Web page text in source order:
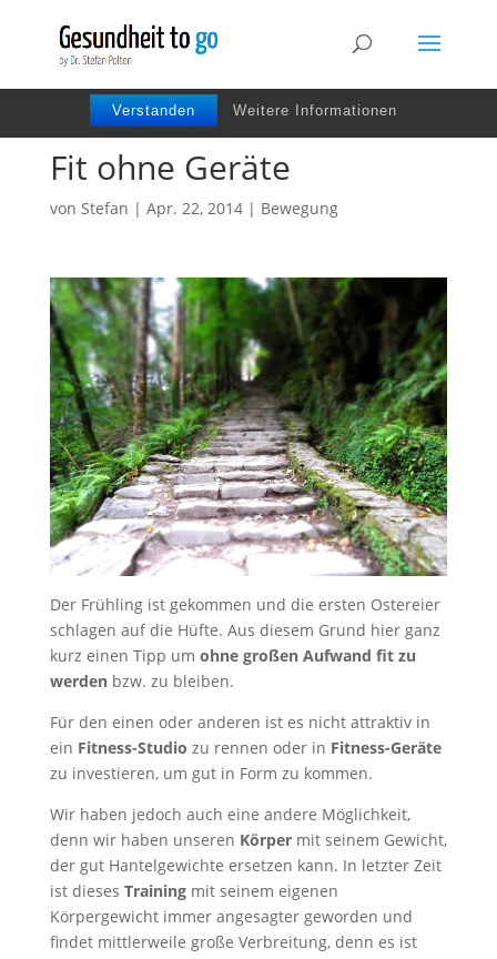
Wir benutzen Cookies um die Nutzerfreundlichkeit
der Webseite zu verbessen. Durch Deinen Besuch
Verstanden Weitere Informationen
Fit ohne Geräte
von Stefan | Apr. 22, 2014| Bewegung
Der Frühling ist gekommen und die ersten Ostereier
schlagen auf die Hüfte. Aus diesem Grund hier ganz
kurz einen Tipp um ohne großen Aufwand fit zu
werdenbzw. zu bleiben.
Für den einen oder anderen ist es nicht attraktiv in
ein Fitness-Studio zu rennen oder in Fitness-Geräte
zu investieren, um gut in Form zu kommen.
Wir haben jedoch auch eine andere Möglichkeit,
denn wir haben unseren Körpermit seinem Gewicht,
der gut Hantelgewichte ersetzen kann. In letzter Zeit
ist dieses Trainingmit seinem eigenen
Körpergewicht immer angesagter geworden und
findet mittlerweile große Verbreitung, denn es ist